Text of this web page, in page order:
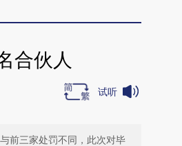
合伙人
试听
前三家处罚不同，此次对毕